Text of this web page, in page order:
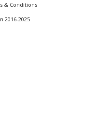
& Conditions
2016-2025